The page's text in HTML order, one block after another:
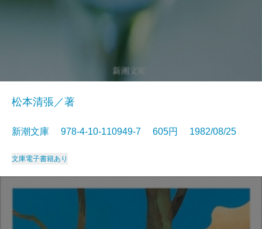
松本清張／著
新潮文庫 978-4-10-110949-7 605円 1982/08/25
文庫電子書籍あり